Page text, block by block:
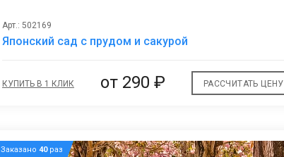
Арт.: 502169
Японский сад с прудом и сакурой
КУПИТЬ В 1 КЛИК от290 ₽ РАССЧИТАТЬ ЦЕНУ
Заказано40раз